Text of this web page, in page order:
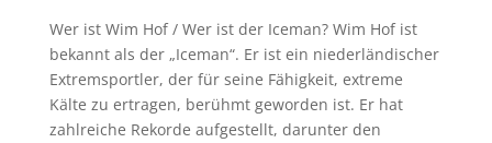
Wer ist Wim Hof / Wer ist der Iceman? Wim Hof ist
bekannt als der „Iceman“. Er ist ein niederländischer
Extremsportler, der für seine Fähigkeit, extreme
Kälte zu ertragen, berühmt geworden ist. Er hat
zahlreiche Rekorde aufgestellt, darunter den